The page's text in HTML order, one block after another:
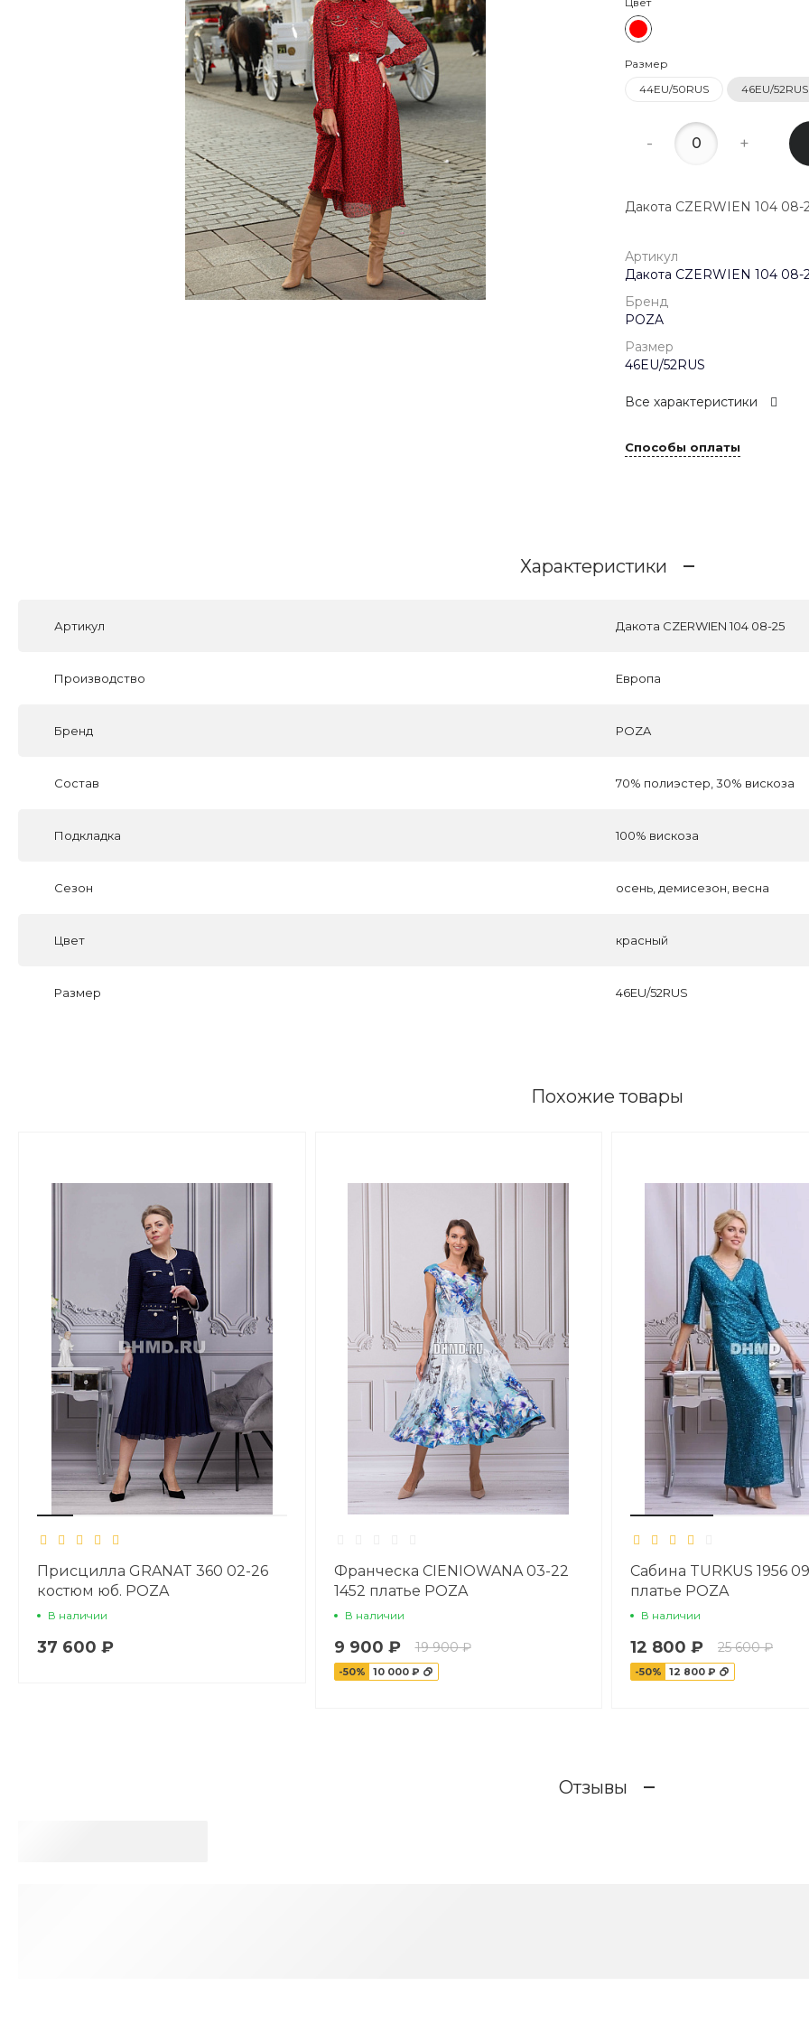
Школьная,
Сб-Вс
Размер
44EU/50RUS
46EU/52RUS
- +
Дакота CZERWIEN 104 08-
Артикул
Дакота CZERWIEN 104 08-
Бренд
POZA
Размер
46EU/52RUS
Все характеристики
Способы оплаты
Характеристики
Артикул Дакота CZERWIEN 104 08-25
Производство Европа
Бренд POZA
Состав 70% полиэстер, 30% вискоза
Подкладка 100% вискоза
Сезон осень, демисезон, весна
Цвет красный
Размер 46EU/52RUS
Похожие товары
Присцилла GRANAT 360 02-26
костюм юб. POZA
В наличии
37 600 ₽
Франческа CIENIOWANA 03-22
1452 платье POZA
В наличии
9 900 ₽ 19 900 ₽
-50% 10 000 ₽
Сабина TURKUS 1956
платье POZA
В наличии
12 800 ₽ 25 600 ₽
-50% 12 800 ₽
Отзывы